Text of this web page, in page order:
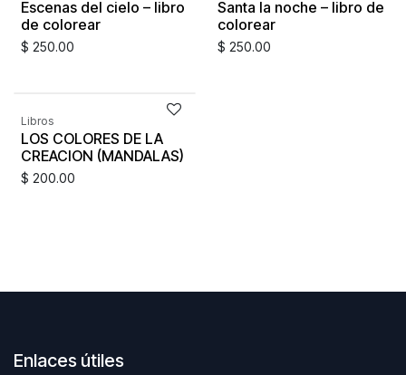
Escenas del cielo – libro
de colorear
$ 250.00
Santa la noche – libro de
colorear
$ 250.00
Libros
LOS COLORES DE LA
CREACION (MANDALAS)
$ 200.00
Enlaces útiles